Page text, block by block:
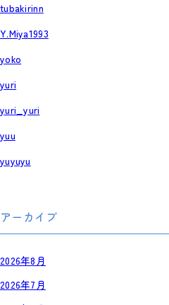
tubakirinn
Y.Miya1993
yoko
yuri
yuri_yuri
yuu
yuyuyu
アーカイブ
2026年8月
2026年7月